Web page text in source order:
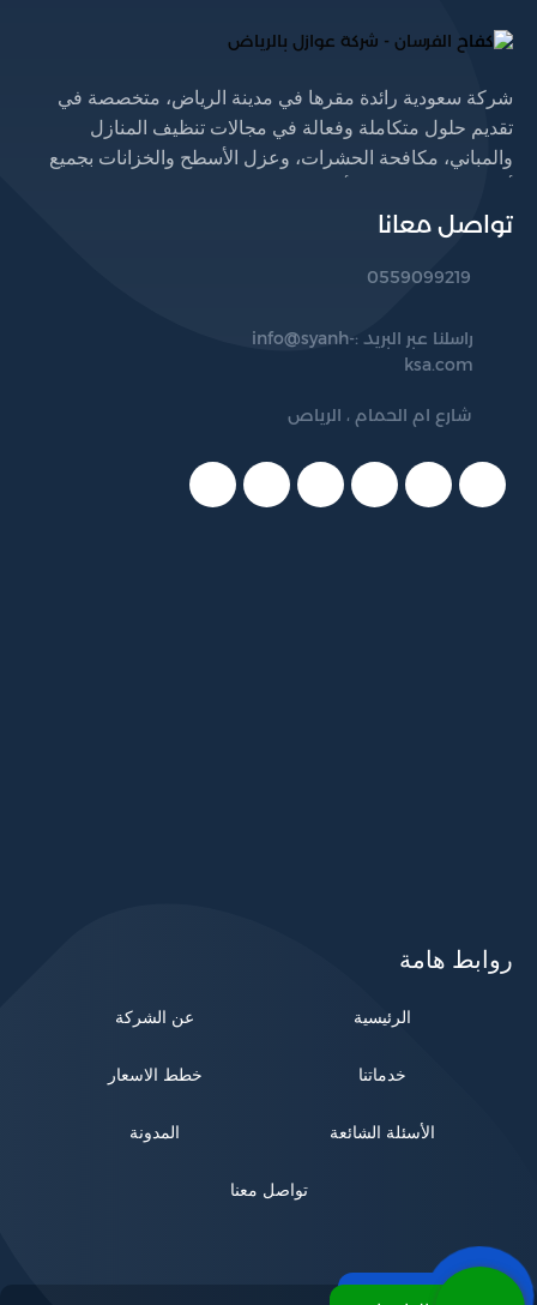
شركة سعودية رائدة مقرها في مدينة الرياض، متخصصة في
تقديم حلول متكاملة وفعالة في مجالات تنظيف المنازل
والمباني، مكافحة الحشرات، وعزل الأسطح والخزانات بجميع
فريق عمل مؤهل يستخدم أحدث المعدات والتقنيات، مع الالتزام
والمناطق المجاورة، ونفخر بثقتهم المتزايدة في خدماتنا.
تواصل معانا
0559099219
راسلنا عبر البريد :info@syanh-
ksa.com
شارع ام الحمام ، الرياص
روابط هامة
الرئيسية عن الشركة
خدماتنا خطط الاسعار
الأسئلة الشائعة المدونة
تواصل معنا
اتصل بنا